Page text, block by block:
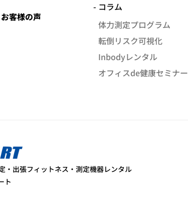
お客様の声
コラム
体力測定プログラム
転倒リスク可視化
Inbodyレンタル
オフィスde健康セミナー
・出張フィットネス・測定機器レンタル
ト